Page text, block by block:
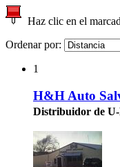
Haz clic en el
Ordenar por:
1
H&H Auto
Distribuidor de